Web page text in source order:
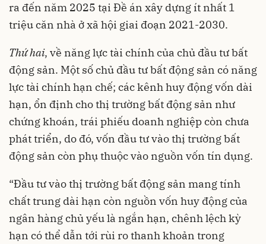
ra đến năm 2025 tại Đề án xây dựng ít nhất 1
triệu căn nhà ở xã hội giai đoạn 2021-2030.
Thứ hai, về năng lực tài chính của chủ đầu tư bất
động sản. Một số chủ đầu tư bất động sản có năng
lực tài chính hạn chế; các kênh huy động vốn dài
hạn, ổn định cho thị trường bất động sản như
chứng khoán, trái phiếu doanh nghiệp còn chưa
phát triển, do đó, vốn đầu tư vào thị trường bất
động sản còn phụ thuộc vào nguồn vốn tín dụng.
“Đầu tư vào thị trường bất động sản mang tính
chất trung dài hạn còn nguồn vốn huy động của
ngân hàng chủ yếu là ngắn hạn, chênh lệch kỳ
hạn có thể dẫn tới rùi ro thanh khoản trong